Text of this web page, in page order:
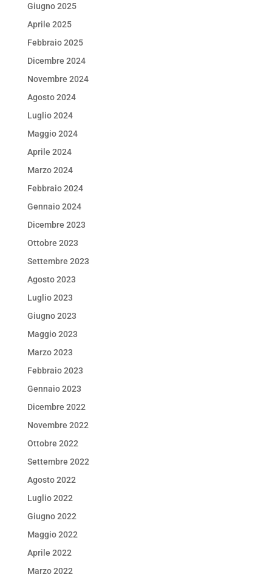
Giugno 2025
Aprile 2025
Febbraio 2025
Dicembre 2024
Novembre 2024
Agosto 2024
Luglio 2024
Maggio 2024
Aprile 2024
Marzo 2024
Febbraio 2024
Gennaio 2024
Dicembre 2023
Ottobre 2023
Settembre 2023
Agosto 2023
Luglio 2023
Giugno 2023
Maggio 2023
Marzo 2023
Febbraio 2023
Gennaio 2023
Dicembre 2022
Novembre 2022
Ottobre 2022
Settembre 2022
Agosto 2022
Luglio 2022
Giugno 2022
Maggio 2022
Aprile 2022
Marzo 2022